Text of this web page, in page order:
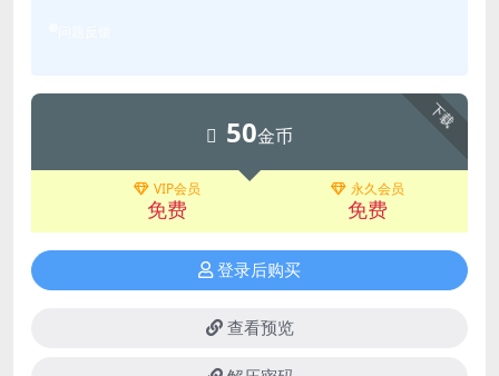
下载
50金币
VIP会员
免费
永久会员
免费
登录后购买
查看预览